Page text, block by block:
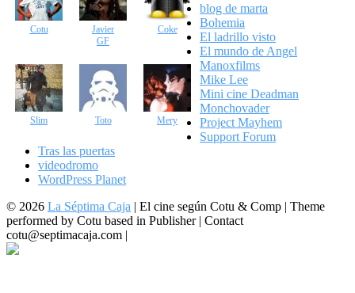
Cotu
Javier
GF
Coke
Slim Toto Mery
blog de marta
Bohemia
El ladrillo visto
El mundo de Angel
Manoxfilms
Mike Lee
Mini cine Deadman
Monchovader
Project Mayhem
Support Forum
Tras las puertas
videodromo
WordPress Planet
© 2026 La Séptima Caja | El cine según Cotu & Comp | Theme
performed by Cotu based in Publisher | Contact
cotu@septimacaja.com |